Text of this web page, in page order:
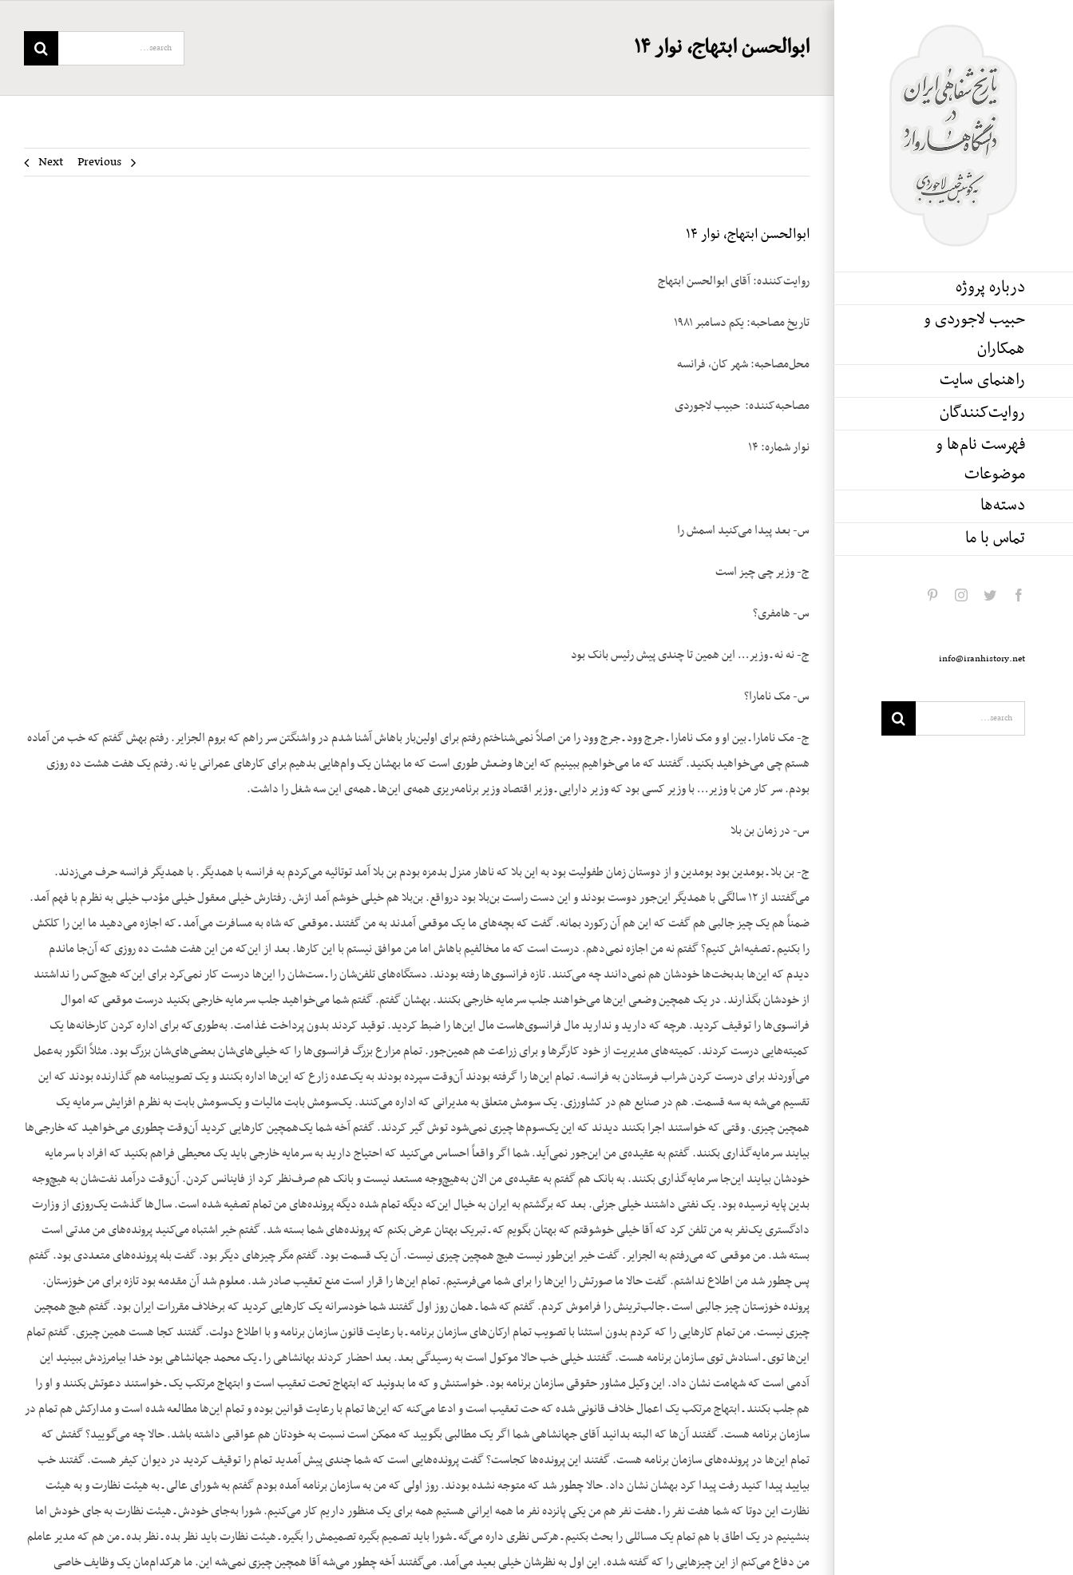
درباره پروژه
حبیب لاجوردی و
همکاران
راهنمای سایت
روایت‌کنندگان
فهرست نام‌ها و
موضوعات
دسته‌ها
تماس با ما
facebook
twitter
instagram
info@iranhistory.net
ابوالحسن ابتهاج، نوار ۱۴
Search
for:
Previous
Next
ابوالحسن ابتهاج، نوار ۱۴
روایت‌کننده: آقای ابوالحسن ابتهاج
تاریخ مصاحبه: یکم دسامبر ۱۹۸۱
محل‌مصاحبه: شهر کان، فرانسه
مصاحبه‌کننده: حبیب لاجوردی
نوار شماره: ۱۴
س- بعد پیدا می‌کنید اسمش را
ج- وزیر چی چیز است
س- هامفری؟
ج- نه نه ـ وزیر… این همین تا چندی پیش رئیس بانک بود
س- مک نامارا؟
ج- مک نامارا ـ بین او و مک نامارا ـ جرج وود ـ جرج وود را من اصلاً نمی‌شناختم رفتم برای اولین‌بار باهاش آشنا شدم در واشنگتن سر راهم که بروم الجزایر. رفتم بهش گفتم که خب من آماده
هستم چی می‌خواهید بکنید. گفتند که ما می‌خواهیم ببینیم که این‌ها وضعش طوری است که ما بهشان یک وام‌هایی بدهیم برای کار‌های عمرانی یا نه. رفتم یک هفت هشت ده روزی
بودم. سر کار من با وزیر… با وزیر کسی بود که وزیر دارایی ـ وزیر اقتصاد وزیر برنامه‌ریزی همه‌ی این‌ها ـ همه‌ی این سه شغل را داشت.
س- در زمان بن بلا
ج- بن بلا ـ بومدین بود بومدین و از دوستان زمان طفولیت بود به این بلا که ناهار منزل بدمزه بودم بن بلا آمد توتائیه می‌کردم به فرانسه با همدیگر. با همدیگر فرانسه حرف می‌زدند.
می‌گفتند از ۱۲ سالگی با همدیگر این‌جور دوست بودند و این دست راست بن‌بلا بود درواقع. بن‌بلا هم خیلی خوشم آمد ازش. رفتارش خیلی معقول خیلی مؤدب خیلی به نظرم با فهم آمد.
ضمناً هم یک چیز جالبی هم گفت که این هم آن رکورد بمانه. گفت که بچه‌های ما یک موقعی آمدند به من گفتند ـ موقعی که شاه به مسافرت می‌آمد ـ که اجازه می‌دهید ما این را کلکش
را بکنیم ـ تصفیه‌اش کنیم؟ گفتم نه من اجازه نمی‌دهم. درست است که ما مخالفیم باهاش اما من موافق نیستم با این کارها. بعد از این‌که من این هفت هشت ده روزی که آن‌جا ماندم
دیدم که این‌ها بدبخت‌ها خودشان هم نمی‌دانند چه می‌کنند. تازه فرانسوی‌ها رفته بودند. دستگاه‌های تلفن‌شان را ـ ست‌شان را این‌ها درست کار نمی‌کرد برای این‌که هیچ‌کس را نداشتند
از خودشان بگذارند. در یک همچین وضعی این‌ها می‌خواهند جلب سرمایه خارجی بکنند. بهشان گفتم. گفتم شما می‌خواهید جلب سرمایه خارجی بکنید درست موقعی که اموال
فرانسوی‌ها را توقیف کردید. هرچه که دارید و ندارید مال فرانسوی‌هاست مال این‌ها را ضبط کردید. توقید کردند بدون پرداخت غذامت. به‌‌طوری‌که برای اداره کردن کارخانه‌ها یک
کمیته‌هایی درست کردند. کمیته‌های مدیریت از خود کارگرها و برای زراعت هم همین‌جور. تمام مزارع بزرگ فرانسوی‌ها را که خیلی‌های‌شان بعضی‌های‌شان بزرگ بود. مثلاً انگور به‌عمل
می‌آوردند برای درست کردن شراب فرستادن به فرانسه. تمام این‌ها را گرفته بودند آن‌وقت سپرده بودند به یک‌عده زارع که این‌ها اداره بکنند و یک تصویبنامه هم گذارنده بودند که این
تقسیم می‌شه به سه قسمت. هم در صنایع هم در کشاورزی. یک سومش متعلق به مدیرانی که اداره می‌کنند. یک‌سومش بابت مالیات و یک‌سومش بابت به نظرم افزایش سرمایه یک
همچین چیزی. وقتی که خواستند اجرا بکنند دیدند که این یک‌سوم‌ها چیزی نمی‌شود توش گیر کردند. گفتم آخه شما یک‌همچین کارهایی کردید آن‌وقت چطوری می‌خواهید که خارجی‌ها
بیایند سرمایه‌گذاری بکنند. گفتم به عقیده‌ی من این‌جور نمی‌آید. شما اگر واقعاً احساس می‌کنید که احتیاج دارید به سرمایه خارجی باید یک محیطی فراهم بکنید که افراد با سرمایه
خودشان بیایند این‌جا سرمایه‌گذاری بکنند. به بانک هم گفتم به عقیده‌ی من الان به‌هیچ‌وجه مستعد نیست و بانک هم صرف‌نظر کرد از فاینانس کردن. آن‌وقت درآمد نفت‌شان به هیچ‌وجه
بدین پایه نرسیده بود. یک نفتی داشتند خیلی جزئی. بعد که برگشتم به ایران به خیال این‌که دیگه تمام شده دیگه پرونده‌های من تمام تصفیه شده است. سال‌ها گذشت یک‌روزی از وزارت
دادگستری یک‌نفر به من تلفن کرد که آقا خیلی خوشوقتم که بهتان بگویم که ـ تبریک بهتان عرض بکنم که پرونده‌های شما بسته شد. گفتم خیر اشتباه می‌کنید پرونده‌های من مدتی است
بسته شد. من موقعی که می‌رفتم به الجزایر. گفت خیر این‌طور نیست هیچ همچین چیزی نیست. آن یک قسمت بود. گفتم مگر چیزهای دیگر بود. گفت بله پرونده‌های متعددی بود. گفتم
پس چطور شد من اطلاع نداشتم. گفت حالا ما صورتش را این‌ها را برای شما می‌فرستیم. تمام این‌ها را قرار است منع تعقیب صادر شد. معلوم شد آن مقدمه بود تازه برای من خوزستان.
پرونده خوزستان چیز جالبی است ـ جالب‌ترینش را فراموش کردم. گفتم که شما ـ همان روز اول گفتند شما خودسرانه یک کارهایی کردید که برخلاف مقررات ایران بود. گفتم هیچ همچین
چیزی نیست. من تمام کارهایی را که کردم بدون استثنا با تصویب تمام ارکان‌های سازمان برنامه ـ با رعایت قانون سازمان برنامه و با اطلاع دولت. گفتند کجا هست همین چیزی. گفتم تمام
این‌ها توی ـ اسنادش توی سازمان برنامه هست. گفتند خیلی خب حالا موکول است به رسیدگی بعد. بعد احضار کردند بهانشاهی را ـ یک محمد جهانشاهی بود خدا بیامرزدش ببینید این
آدمی است که شهامت نشان داد. این وکیل مشاور حقوقی سازمان برنامه بود. خواستنش و که ما بدونید که ابتهاج تحت تعقیب است و ابتهاج مرتکب یک ـ خواستند دعوتش بکنند و او را
هم جلب بکنند ـ ابتهاج مرتکب یک اعمال خلاف قانونی شده که حت تعقیب است و ادعا می‌کنه که این‌ها تمام با رعایت قوانین بوده و تمام این‌ها مطالعه شده است و مدارکش هم تمام در
سازمان برنامه هست. گفتند آن‌ها که البته بدانید آقای جهانشاهی شما اگر یک مطالبی بگویید که ممکن است نسبت به خودتان هم عواقبی داشته باشد. حالا چه می‌گویید؟ گفتش که
تمام این‌ها در پرونده‌های سازمان برنامه هست. گفتند این پرونده‌ها کجاست؟ گفت پرونده‌هایی است که شما چندی پیش آمدید تمام را توقیف کردید در دیوان کیفر هست. گفتند خب
بیایید پیدا کنید رفت پیدا کرد بهشان نشان داد. حالا چطور شد که متوجه نشده بودند. روز اولی که من به سازمان برنامه آمده بودم گفتم به شورای عالی ـ به هیئت نظارت و به هیئت
نظارت این دوتا که شما هفت نفر را ـ هفت نفر هم من یکی پانزده نفر ما همه ایرانی هستیم همه برای یک منظور داریم کار می‌کنیم. شورا به‌جای خودش ـ هیئت نظارت به جای خودش اما
بنشینیم در یک اطاق با هم تمام یک مسائلی را بحث بکنیم ـ هرکس نظری داره می‌گه ـ شورا باید تصمیم بگیره تصمیمش را بگیره ـ هیئت نظارت باید نظر بده ـ نظر بده ـ من هم که مدیر عاملم
من دفاع می‌کنم از این چیزهایی را که گفته شده. این اول به نظرشان خیلی بعید می‌آمد. می‌گفتند آخه چطور می‌شه آقا همچین چیزی نمی‌شه این. ما هرکدام‌مان یک وظایف خاصی